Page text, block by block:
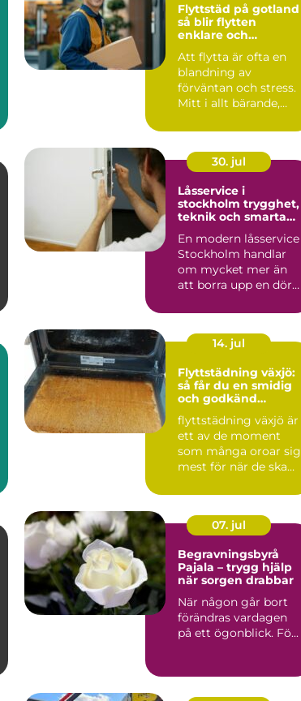
Flyttstäd på gotland
så blir flytten
enklare och
Att flytta är ofta en
blandning av
förväntan och stress.
Mitt i allt bärande,
planering...
30. jul
Låsservice i
stockholm trygghet,
teknik och smarta
En modern låsservice
Stockholm handlar
om mycket mer än
att borra upp en dörr
försvunn...
14. jul
Flyttstädning växjö:
så får du en smidig
och godkänd
flyttstädning växjö är
ett av de moment
som många oroar sig
mest för när de ska
07. jul
Begravningsbyrå
Pajala – trygg hjälp
när sorgen drabbar
När någon går bort
förändras vardagen
på ett ögonblick. Fö...